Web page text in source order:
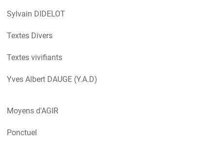
Sylvain DIDELOT
Textes Divers
Textes vivifiants
Yves Albert DAUGE (Y.A.D)
Moyens d'AGIR
Ponctuel